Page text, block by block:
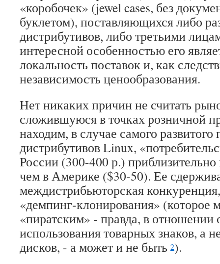
«коробочек» (jewel cases, без
буклетом), поставляющихся либо
дистрибутивов, либо третьими
интересной особенностью его
локальность поставок и, как
независимость ценообразования.
Нет никаких причин не считать
сложившуюся в точках розничной
находим, в случае самого
дистрибутивов Linux,
России (300-400 р.)
чем в Америке ($30-50). Ее
междистрибьюторская
«демпинг-клонирования» (которое
«пиратским» - правда, в
использования товарных знаков, а
дисков, - а может и не быть 2).